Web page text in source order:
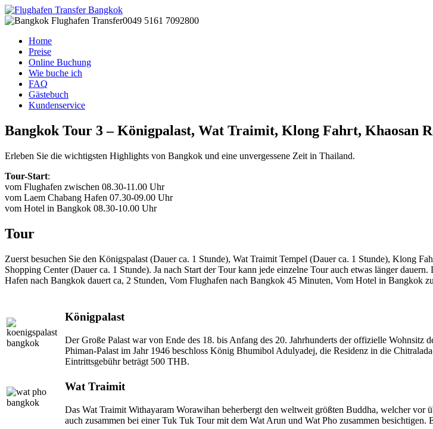
0049 5161 7092800
Home
Preise
Online Buchung
Wie buche ich
FAQ
Gästebuch
Kundenservice
Bangkok Tour 3 – Königpalast, Wat Traimit, Klong Fahrt, Khaosan
Erleben Sie die wichtigsten Highlights von Bangkok und eine unvergessene Zeit in Thailand.
Tour-Start:
vom Flughafen zwischen 08.30-11.00 Uhr
vom Laem Chabang Hafen 07.30-09.00 Uhr
vom Hotel in Bangkok 08.30-10.00 Uhr
Tour
Zuerst besuchen Sie den Königspalast (Dauer ca. 1 Stunde), Wat Traimit Tempel (Dauer ca. 1 Stunde), Klong
Shopping Center (Dauer ca. 1 Stunde). Ja nach Start der Tour kann jede einzelne Tour auch etwas länger
Hafen nach Bangkok dauert ca, 2 Stunden, Vom Flughafen nach Bangkok 45 Minuten, Vom Hotel in Bangkok
Königpalast
Der Große Palast war von Ende des 18. bis Anfang des 20. Jahrhunderts der offizielle
Phiman-Palast im Jahr 1946 beschloss König Bhumibol Adulyadej, die Residenz in die
Eintrittsgebühr beträgt 500 THB.
Wat Traimit
Das Wat Traimit Withayaram Worawihan beherbergt den weltweit größten Buddha, welcher
auch zusammen bei einer Tuk Tuk Tour mit dem Wat Arun und Wat Pho zusammen